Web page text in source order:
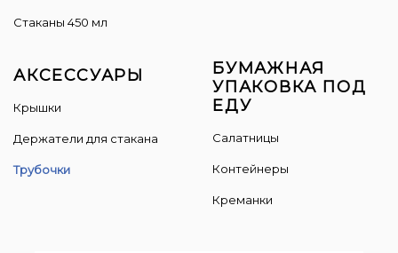
Стаканы 450 мл
АКСЕССУАРЫ
Крышки
Держатели для стакана
Трубочки
БУМАЖНАЯ
УПАКОВКА ПОД
ЕДУ
Салатницы
Контейнеры
Креманки